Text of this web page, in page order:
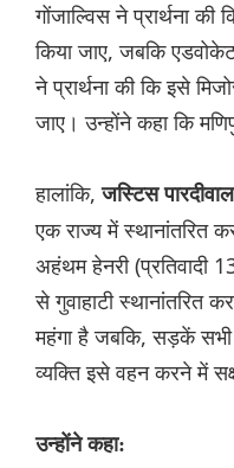
गोंजाल्विस ने प्रार्थना की
किया जाए, जबकि एडवोकेट
ने प्रार्थना की कि इसे
जाए। उन्होंने कहा कि
हालांकि,जस्टिस
एक राज्य में स्थानांतरित
अहंथम हेनरी (प्रतिवादी
से गुवाहाटी स्थानांतरित
महंगा है जबकि, सड़कें सभी
व्यक्ति इसे वहन करने में
उन्होंने कहा: